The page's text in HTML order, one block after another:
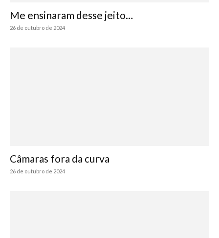
Me ensinaram desse jeito…
26 de outubro de 2024
Câmaras fora da curva
26 de outubro de 2024